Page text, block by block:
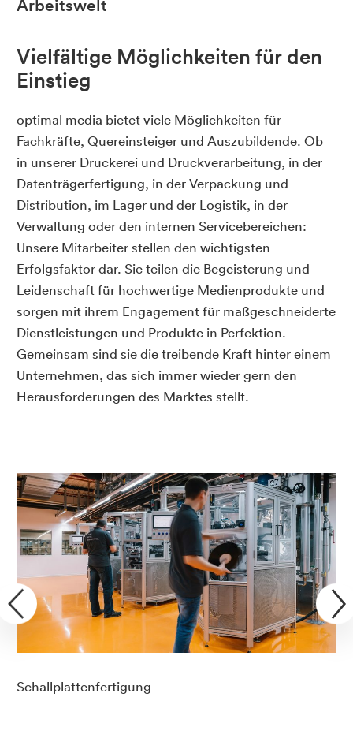
Arbeitswelt
Vielfältige Möglichkeiten für den
Einstieg
optimal media bietet viele Möglichkeiten für
Fachkräfte, Quereinsteiger und Auszubildende. Ob
in unserer Druckerei und Druckverarbeitung, in der
Datenträgerfertigung, in der Verpackung und
Distribution, im Lager und der Logistik, in der
Verwaltung oder den internen Servicebereichen:
Unsere Mitarbeiter stellen den wichtigsten
Erfolgsfaktor dar. Sie teilen die Begeisterung und
Leidenschaft für hochwertige Medienprodukte und
sorgen mit ihrem Engagement für maßgeschneiderte
Dienstleistungen und Produkte in Perfektion.
Gemeinsam sind sie die treibende Kraft hinter einem
Unternehmen, das sich immer wieder gern den
Herausforderungen des Marktes stellt.
Schallplattenfertigung